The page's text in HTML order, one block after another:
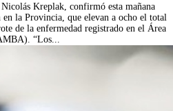
Kreplak, confirmó esta mañana
en la Provincia, que elevan a ocho el total
de la enfermedad registrado en el Área
“Los...